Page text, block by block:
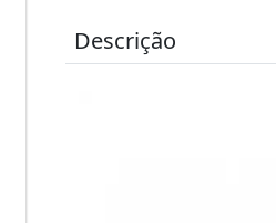
Descrição